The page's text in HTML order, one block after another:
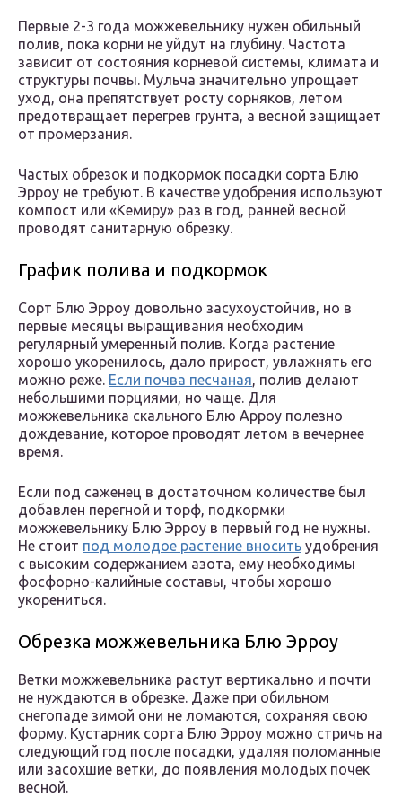
Первые 2-3 года можжевельнику нужен обильный
полив, пока корни не уйдут на глубину. Частота
зависит от состояния корневой системы, климата и
структуры почвы. Мульча значительно упрощает
уход, она препятствует росту сорняков, летом
предотвращает перегрев грунта, а весной защищает
от промерзания.
Частых обрезок и подкормок посадки сорта Блю
Эрроу не требуют. В качестве удобрения используют
компост или «Кемиру» раз в год, ранней весной
проводят санитарную обрезку.
График полива и подкормок
Сорт Блю Эрроу довольно засухоустойчив, но в
первые месяцы выращивания необходим
регулярный умеренный полив. Когда растение
хорошо укоренилось, дало прирост, увлажнять его
можно реже. Если почва песчаная, полив делают
небольшими порциями, но чаще. Для
можжевельника скального Блю Арроу полезно
дождевание, которое проводят летом в вечернее
время.
Если под саженец в достаточном количестве был
добавлен перегной и торф, подкормки
можжевельнику Блю Эрроу в первый год не нужны.
Не стоит под молодое растение вносить удобрения
с высоким содержанием азота, ему необходимы
фосфорно-калийные составы, чтобы хорошо
укорениться.
Обрезка можжевельника Блю Эрроу
Ветки можжевельника растут вертикально и почти
не нуждаются в обрезке. Даже при обильном
снегопаде зимой они не ломаются, сохраняя свою
форму. Кустарник сорта Блю Эрроу можно стричь на
следующий год после посадки, удаляя поломанные
или засохшие ветки, до появления молодых почек
весной.